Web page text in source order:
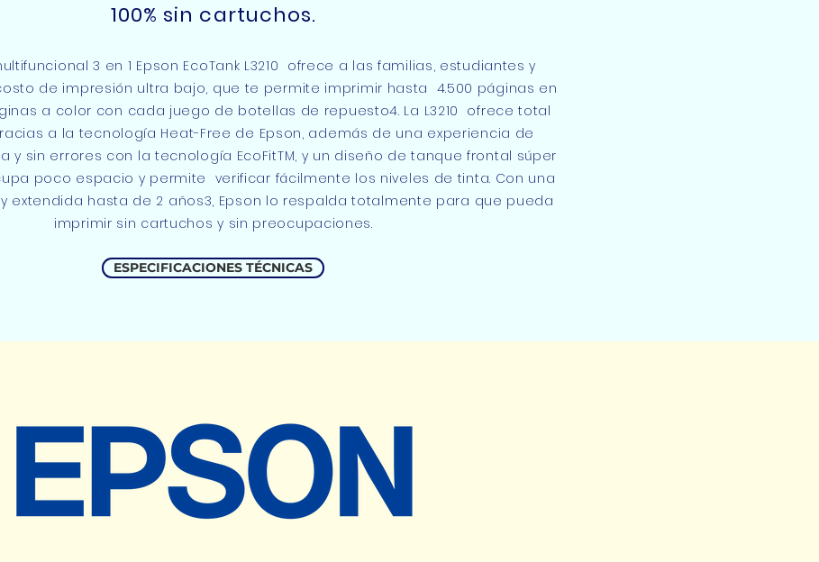
100% sin cartuchos.
3 en 1 Epson EcoTank L3210 ofrece a las familias, estudiantes y
de impresión ultra bajo, que te permite imprimir hasta 4.500 páginas en
a color con cada juego de botellas de repuesto4. La L3210 ofrece total
a la tecnología Heat-Free de Epson, además de una experiencia de
y sin errores con la tecnología EcoFitTM, y un diseño de tanque frontal súper
poco espacio y permite verificar fácilmente los niveles de tinta. Con una
extendida hasta de 2 años3, Epson lo respalda totalmente para que pueda
imprimir sin cartuchos y sin preocupaciones.
ESPECIFICACIONES TÉCNICAS